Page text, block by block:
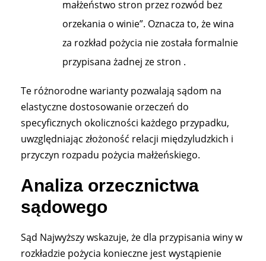
małżeństwo stron przez rozwód bez
orzekania o winie”. Oznacza to, że wina
za rozkład pożycia nie została formalnie
przypisana żadnej ze stron .
Te różnorodne warianty pozwalają sądom na
elastyczne dostosowanie orzeczeń do
specyficznych okoliczności każdego przypadku,
uwzględniając złożoność relacji międzyludzkich i
przyczyn rozpadu pożycia małżeńskiego.
Analiza orzecznictwa
sądowego
Sąd Najwyższy wskazuje, że dla przypisania winy w
rozkładzie pożycia konieczne jest wystąpienie